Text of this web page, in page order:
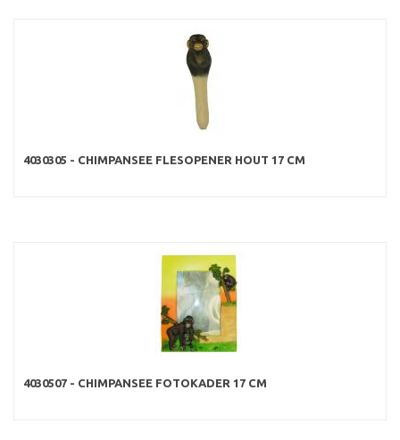
4030305 - CHIMPANSEE FLESOPENER HOUT 17 CM
4030507 - CHIMPANSEE FOTOKADER 17 CM